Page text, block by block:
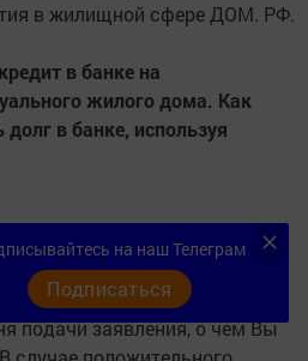
в жилищной сфере ДОМ. РФ.
в банке на
жилого дома. Как
в банке, используя
средствами
капитала в управлении ПФР
решение за 30
подачи заявления, о чем Вы
на наш Телеграм
Подписаться